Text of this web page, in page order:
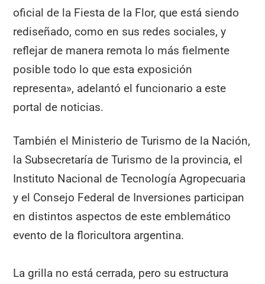
oficial de la Fiesta de la Flor, que está siendo
rediseñado, como en sus redes sociales, y
reflejar de manera remota lo más fielmente
posible todo lo que esta exposición
representa», adelantó el funcionario a este
portal de noticias.
También el Ministerio de Turismo de la Nación,
la Subsecretaría de Turismo de la provincia, el
Instituto Nacional de Tecnología Agropecuaria
y el Consejo Federal de Inversiones participan
en distintos aspectos de este emblemático
evento de la floricultora argentina.
La grilla no está cerrada, pero su estructura